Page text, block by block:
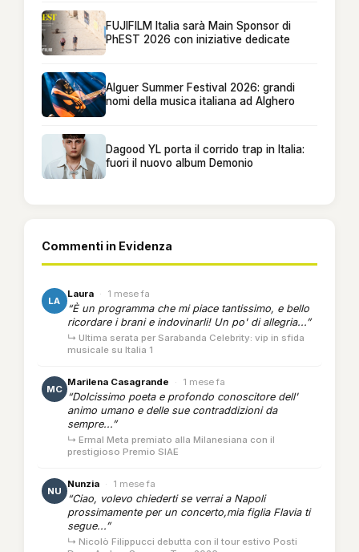
FUJIFILM Italia sarà Main Sponsor di
PhEST 2026 con iniziative dedicate
Alguer Summer Festival 2026: grandi
nomi della musica italiana ad Alghero
Dagood YL porta il corrido trap in Italia:
fuori il nuovo album Demonio
Commenti in Evidenza
LA
Laura · 1 mese fa
“È un programma che mi piace tantissimo, e bello
ricordare i brani e indovinarli! Un po' di allegria...”
↳ Ultima serata per Sarabanda Celebrity: vip in sfida
musicale su Italia 1
MC
Marilena Casagrande · 1 mese fa
“Dolcissimo poeta e profondo conoscitore dell'
animo umano e delle sue contraddizioni da
sempre...”
↳ Ermal Meta premiato alla Milanesiana con il
prestigioso Premio SIAE
NU
Nunzia · 1 mese fa
“Ciao, volevo chiederti se verrai a Napoli
prossimamente per un concerto,mia figlia Flavia ti
segue...”
↳ Nicolò Filippucci debutta con il tour estivo Posti